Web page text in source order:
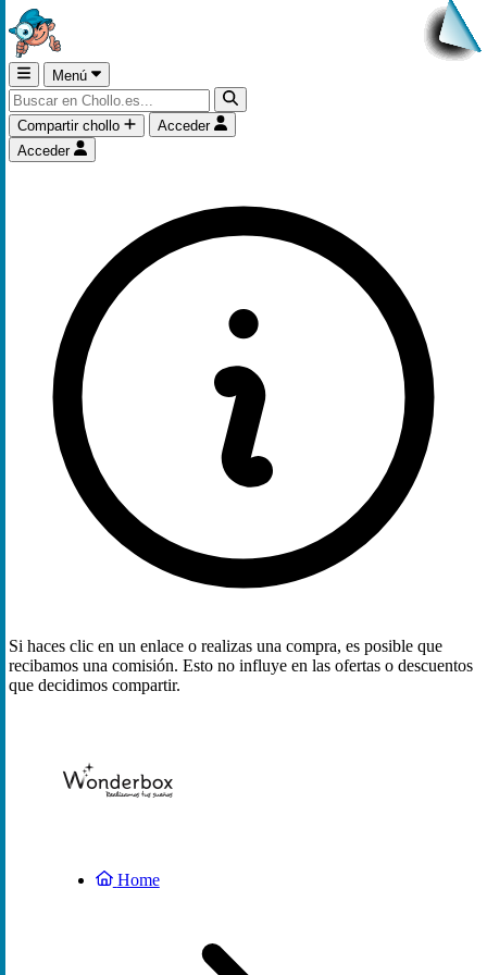
Menú
Compartir chollo
Acceder
Acceder
Si haces clic en un enlace o realizas una compra, es posible que
recibamos una comisión. Esto no influye en las ofertas o descuentos
que decidimos compartir.
Home